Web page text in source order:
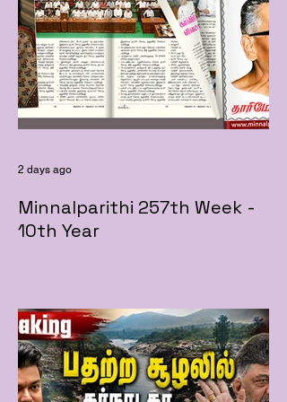
Minnalparithi 257th Week -
10th Year
2 days ago